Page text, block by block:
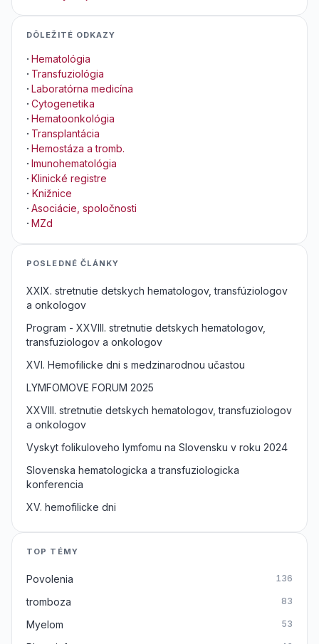
DÔLEŽITÉ ODKAZY
· Hematológia
· Transfuziológia
· Laboratórna medicína
· Cytogenetika
· Hematoonkológia
· Transplantácia
· Hemostáza a tromb.
· Imunohematológia
· Klinické registre
· Knižnice
· Asociácie, spoločnosti
· MZd
POSLEDNÉ ČLÁNKY
XXIX. stretnutie detskych hematologov, transfúziologov
a onkologov
Program - XXVIII. stretnutie detskych hematologov,
transfuziologov a onkologov
XVI. Hemofilicke dni s medzinarodnou učastou
LYMFOMOVE FORUM 2025
XXVIII. stretnutie detskych hematologov, transfuziologov
a onkologov
Vyskyt folikuloveho lymfomu na Slovensku v roku 2024
Slovenska hematologicka a transfuziologicka
konferencia
XV. hemofilicke dni
TOP TÉMY
Povolenia 136
tromboza 83
Myelom 53